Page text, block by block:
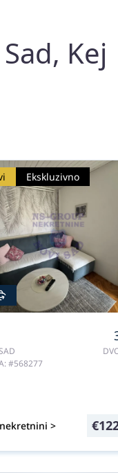
Kej
Ekskluzivno
#568277
> €